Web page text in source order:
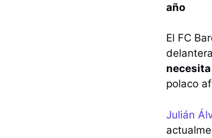
año
El FC
polaco
Julián